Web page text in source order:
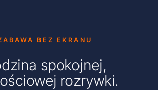
BEZ EKRANU
spokojnej,
rozrywki.